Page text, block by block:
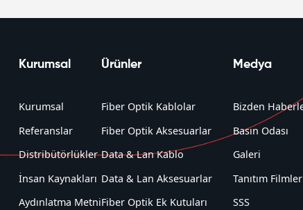
Kurumsal
Kurumsal
Referanslar
Distribütörlükler
İnsan Kaynakları
Aydınlatma Metni
Ürünler
Fiber Optik Kablolar
Fiber Optik Aksesuarlar
Data & Lan Kablo
Data & Lan Aksesuarlar
Fiber Optik Ek Kutuları
Medya
Bizden
Basın Odası
Galeri
Tanıtım
SSS